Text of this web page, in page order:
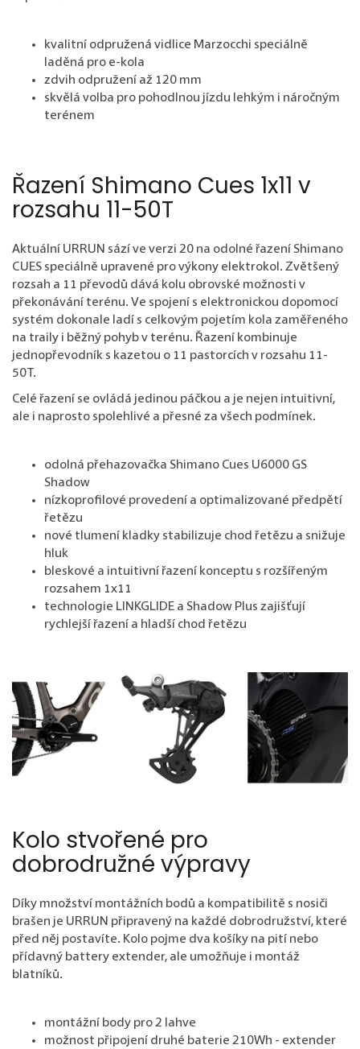
kvalitní odpružená vidlice Marzocchi speciálně
laděná pro e-kola
zdvih odpružení až 120 mm
skvělá volba pro pohodlnou jízdu lehkým i náročným
terénem
Řazení Shimano Cues 1x11 v
rozsahu 11-50T
Aktuální URRUN sází ve verzi 20 na odolné řazení Shimano
CUES speciálně upravené pro výkony elektrokol. Zvětšený
rozsah a 11 převodů dává kolu obrovské možnosti v
překonávání terénu. Ve spojení s elektronickou dopomocí
systém dokonale ladí s celkovým pojetím kola zaměřeného
na traily i běžný pohyb v terénu. Řazení kombinuje
jednopřevodník s kazetou o 11 pastorcích v rozsahu 11-
50T.
Celé řazení se ovládá jedinou páčkou a je nejen intuitivní,
ale i naprosto spolehlivé a přesné za všech podmínek.
odolná přehazovačka Shimano Cues U6000 GS
Shadow
nízkoprofilové provedení a optimalizované předpětí
řetězu
nové tlumení kladky stabilizuje chod řetězu a snižuje
hluk
bleskové a intuitivní řazení konceptu s rozšířeným
rozsahem 1x11
technologie LINKGLIDE a Shadow Plus zajišťují
rychlejší řazení a hladší chod řetězu
Kolo stvořené pro
dobrodružné výpravy
Díky množství montážních bodů a kompatibilitě s nosiči
brašen je URRUN připravený na každé dobrodružství, které
před něj postavíte. Kolo pojme dva košíky na pití nebo
přídavný battery extender, ale umožňuje i montáž
blatníků.
montážní body pro 2 lahve
možnost připojení druhé baterie 210Wh - extender